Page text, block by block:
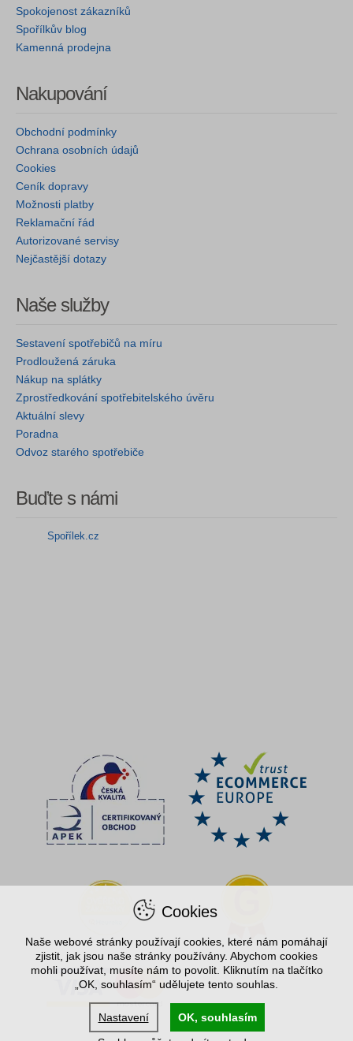
Spokojenost zákazníků
Spořílkův blog
Kamenná prodejna
Nakupování
Obchodní podmínky
Ochrana osobních údajů
Cookies
Ceník dopravy
Možnosti platby
Reklamační řád
Autorizované servisy
Nejčastější dotazy
Naše služby
Sestavení spotřebičů na míru
Prodloužená záruka
Nákup na splátky
Zprostředkování spotřebitelského úvěru
Aktuální slevy
Poradna
Odvoz starého spotřebiče
Buďte s námi
Spořílek.cz
Cookies
Naše webové stránky používají cookies, které nám pomáhají
zjistit, jak jsou naše stránky používány. Abychom cookies
mohli používat, musíte nám to povolit. Kliknutím na tlačítko
„OK, souhlasím“ udělujete tento souhlas.
Nastavení
OK, souhlasím